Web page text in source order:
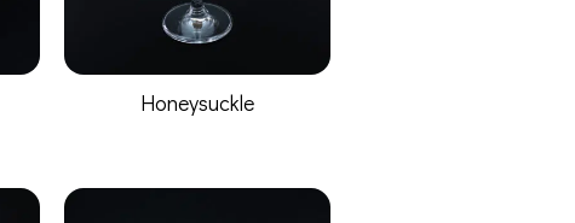
Honeysuckle